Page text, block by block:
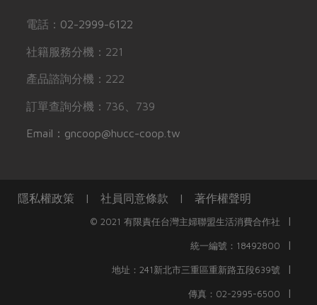
電話： 02-2999-6122
社籍服務分機：221
產品諮詢分機：222
訂單查詢分機：736、739
Email：gncoop@hucc-coop.tw
隱私權政策 | 社員同意條款 | 著作權聲明
© 2021 有限責任台灣主婦聯盟生活消費合作社 |
統一編號：18492800 |
地址：241新北市三重區重新路五段639號 |
傳真：02-2995-6500 |